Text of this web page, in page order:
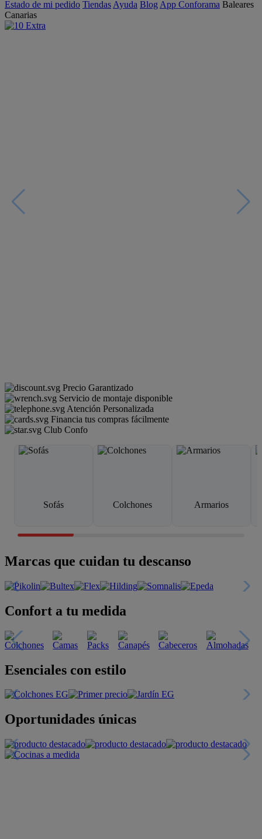
Estado de mi pedido Tiendas Ayuda Blog App Conforama Baleares
Canarias
Precio Garantizado
Servicio de montaje disponible
Atención Personalizada
Financia tus compras fácilmente
Club Confo
Sofás Colchones Armarios
Marcas que cuidan tu descanso
Confort a tu medida
Esenciales con estilo
Oportunidades únicas